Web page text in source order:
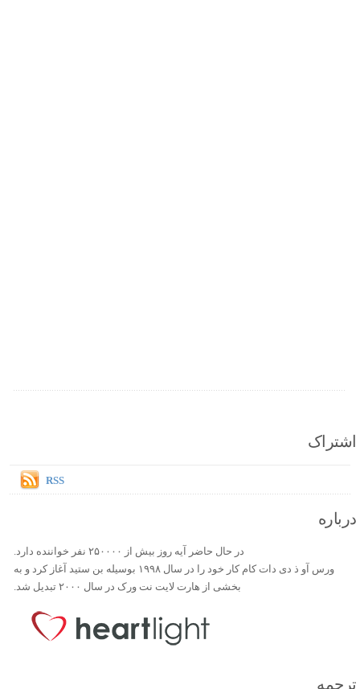
اشتراک
RSS
درباره
در حال حاضر آیه روز بیش از ۲۵۰۰۰۰ نفر خواننده دارد.
ورس آو ذ دی دات کام کار خود را در سال ۱۹۹۸ بوسیله بن ستید آغاز کرد و به
بخشی از هارت لایت نت ورک در سال ۲۰۰۰ تبدیل شد.
ترجمه